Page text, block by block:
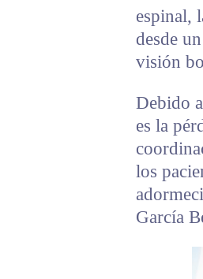
espinal,
desde
visión
Debido
es la
los
García